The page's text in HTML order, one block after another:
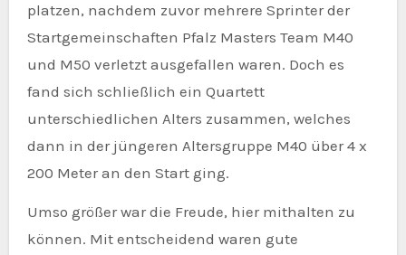
platzen, nachdem zuvor mehrere Sprinter der
Startgemeinschaften Pfalz Masters Team M40
und M50 verletzt ausgefallen waren. Doch es
fand sich schließlich ein Quartett
unterschiedlichen Alters zusammen, welches
dann in der jüngeren Altersgruppe M40 über 4 x
200 Meter an den Start ging.
Umso größer war die Freude, hier mithalten zu
können. Mit entscheidend waren gute